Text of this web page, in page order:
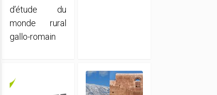
d’étude du
monde rural
gallo-romain